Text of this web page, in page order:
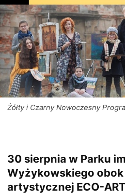
Żółty i Czarny Nowoczesny
30 sierpnia w Parku
Wyżykowskiego
artystycznej ECO-